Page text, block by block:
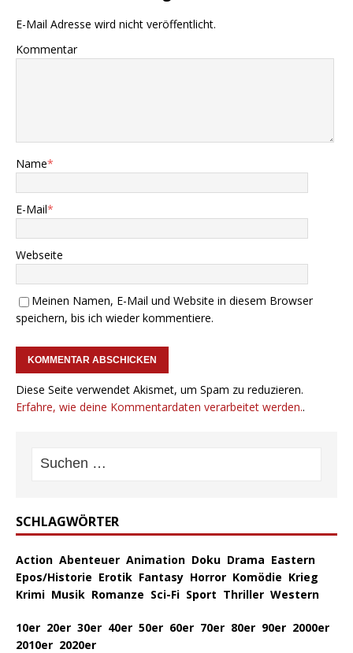
E-Mail Adresse wird nicht veröffentlicht.
Kommentar
Name*
E-Mail*
Webseite
Meinen Namen, E-Mail und Website in diesem Browser
speichern, bis ich wieder kommentiere.
Diese Seite verwendet Akismet, um Spam zu reduzieren.
Erfahre, wie deine Kommentardaten verarbeitet werden..
SCHLAGWÖRTER
Action Abenteuer Animation Doku Drama Eastern
Epos/Historie Erotik Fantasy Horror Komödie Krieg
Krimi Musik Romanze Sci-Fi Sport Thriller Western
10er 20er 30er 40er 50er 60er 70er 80er 90er 2000er
2010er 2020er